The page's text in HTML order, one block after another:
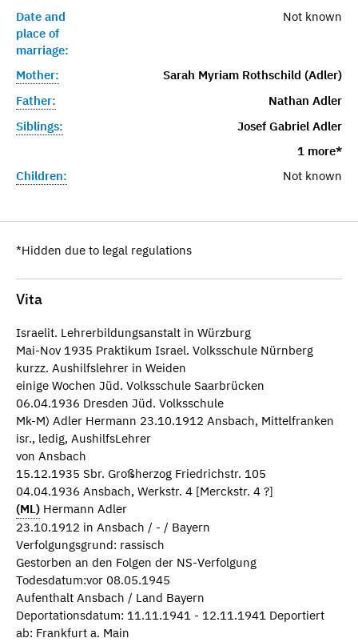
Date and
place of
marriage:
Not known
Mother:
Sarah Myriam Rothschild (Adler)
Father:
Nathan Adler
Siblings:
Josef Gabriel Adler
1 more*
Children:
Not known
*Hidden due to legal regulations
Vita
Israelit. Lehrerbildungsanstalt in Würzburg
Mai-Nov 1935 Praktikum Israel. Volksschule Nürnberg
kurzz. Aushilfslehrer in Weiden
einige Wochen Jüd. Volksschule Saarbrücken
06.04.1936 Dresden Jüd. Volksschule
Mk-M) Adler Hermann 23.10.1912 Ansbach, Mittelfranken
isr., ledig, AushilfsLehrer
von Ansbach
15.12.1935 Sbr. Großherzog Friedrichstr. 105
04.04.1936 Ansbach, Werkstr. 4 [Merckstr. 4 ?]
(ML) Hermann Adler
23.10.1912 in Ansbach / - / Bayern
Verfolgungsgrund: rassisch
Gestorben an den Folgen der NS-Verfolgung
Todesdatum:vor 08.05.1945
Aufenthalt Ansbach / Land Bayern
Deportationsdatum: 11.11.1941 - 12.11.1941 Deportiert
ab: Frankfurt a. Main